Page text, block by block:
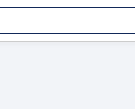
en entreprise.